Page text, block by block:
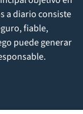
a diario consiste
fiable,
puede generar